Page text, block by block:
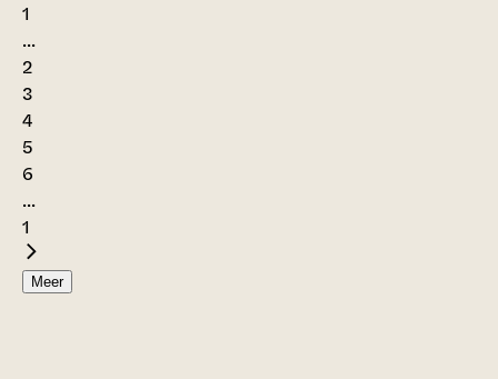
1
...
2
3
4
5
6
...
1
Meer